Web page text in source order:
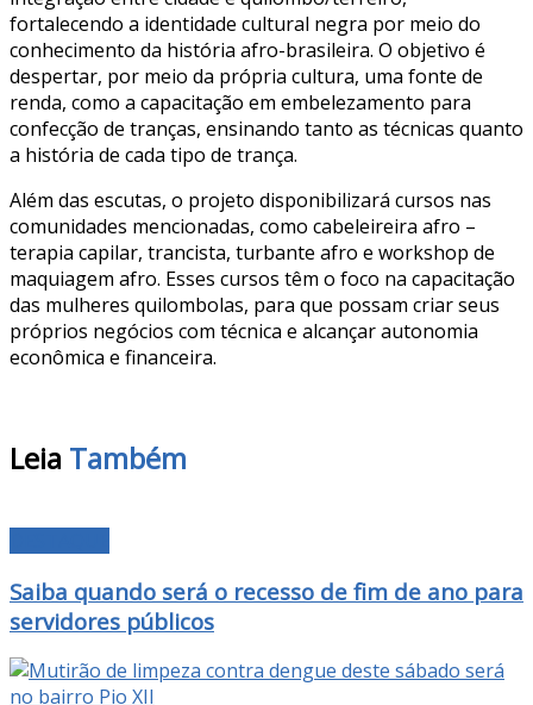
fortalecendo a identidade cultural negra por meio do
conhecimento da história afro-brasileira. O objetivo é
despertar, por meio da própria cultura, uma fonte de
renda, como a capacitação em embelezamento para
confecção de tranças, ensinando tanto as técnicas quanto
a história de cada tipo de trança.
Além das escutas, o projeto disponibilizará cursos nas
comunidades mencionadas, como cabeleireira afro –
terapia capilar, trancista, turbante afro e workshop de
maquiagem afro. Esses cursos têm o foco na capacitação
das mulheres quilombolas, para que possam criar seus
próprios negócios com técnica e alcançar autonomia
econômica e financeira.
Leia Também
Saiba quando será o recesso de fim de ano para
servidores públicos